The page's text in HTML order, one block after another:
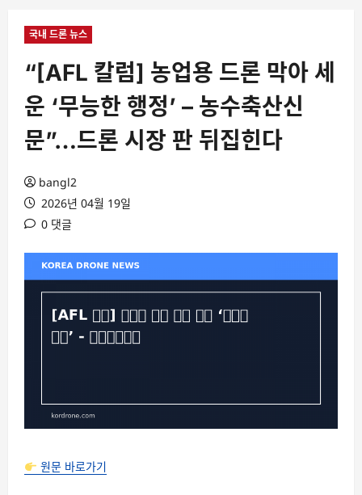
국내 드론 뉴스
“[AFL 칼럼] 농업용 드론 막아 세
운 ‘무능한 행정’ – 농수축산신
문”…드론 시장 판 뒤집힌다
bangl2
2026년 04월 19일
0 댓글
원문 바로가기